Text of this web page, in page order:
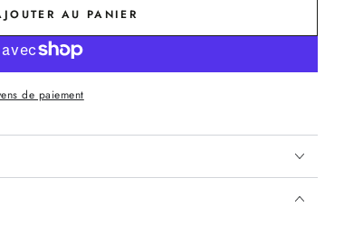
AU PANIER
de paiement